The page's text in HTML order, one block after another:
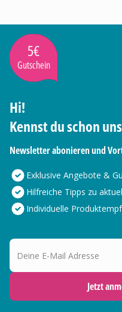
5€
Gutschein
Hi!
Kennst du schon
Newsletter abonieren und
Exklusive Angebote &
Hilfreiche Tipps zu
Individuelle
Deine E-Mail Adresse
Jetzt